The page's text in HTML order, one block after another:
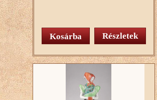
Részletek